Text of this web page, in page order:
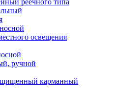
реечного типа
освещения
ручной
карманный